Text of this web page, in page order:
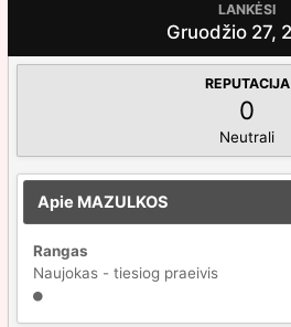
LANKĖSI
Gruodžio 27,
REPUTACIJA
0
Neutrali
Apie MAZULKOS
Rangas
Naujokas - tiesiog praeivis